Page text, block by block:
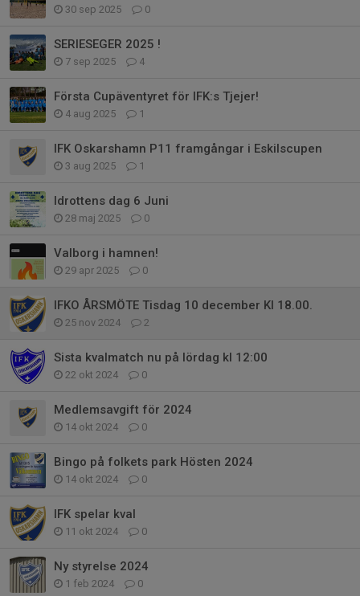
30 sep 2025 0
SERIESEGER 2025 !
7 sep 2025 4
Första Cupäventyret för IFK:s Tjejer!
4 aug 2025 1
IFK Oskarshamn P11 framgångar i Eskilscupen
3 aug 2025 1
Idrottens dag 6 Juni
28 maj 2025 0
Valborg i hamnen!
29 apr 2025 0
IFKO ÅRSMÖTE Tisdag 10 december Kl 18.00.
25 nov 2024 2
Sista kvalmatch nu på lördag kl 12:00
22 okt 2024 0
Medlemsavgift för 2024
14 okt 2024 0
Bingo på folkets park Hösten 2024
14 okt 2024 0
IFK spelar kval
11 okt 2024 0
Ny styrelse 2024
1 feb 2024 0